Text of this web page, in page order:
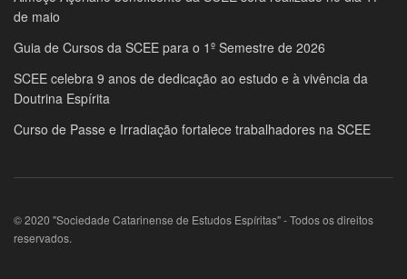
de maio
Guia de Cursos da SCEE para o 1º Semestre de 2026
SCEE celebra 9 anos de dedicação ao estudo e à vivência da
Doutrina Espírita
Curso de Passe e Irradiação fortalece trabalhadores na SCEE
© 2020 "Sociedade Catarinense de Estudos Espíritas" - Todos os direitos
reservados.